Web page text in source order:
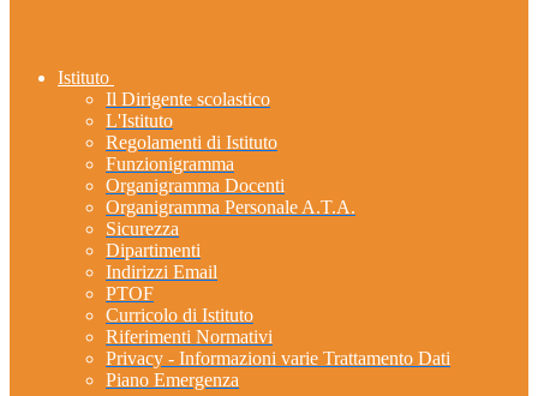
Istituto
Il Dirigente scolastico
L'Istituto
Regolamenti di Istituto
Funzionigramma
Organigramma Docenti
Organigramma Personale A.T.A.
Sicurezza
Dipartimenti
Indirizzi Email
PTOF
Curricolo di Istituto
Riferimenti Normativi
Privacy - Informazioni varie Trattamento Dati
Piano Emergenza